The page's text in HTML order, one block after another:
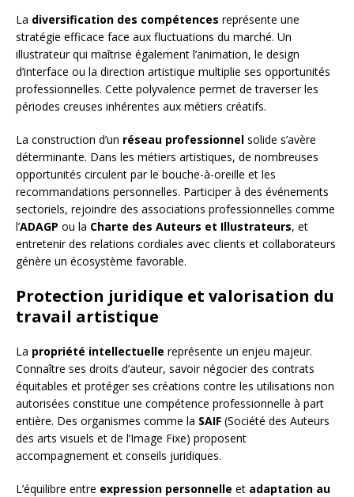
La diversification des compétences représente une
stratégie efficace face aux fluctuations du marché. Un
illustrateur qui maîtrise également l’animation, le design
d’interface ou la direction artistique multiplie ses opportunités
professionnelles. Cette polyvalence permet de traverser les
périodes creuses inhérentes aux métiers créatifs.
La construction d’un réseau professionnel solide s’avère
déterminante. Dans les métiers artistiques, de nombreuses
opportunités circulent par le bouche-à-oreille et les
recommandations personnelles. Participer à des événements
sectoriels, rejoindre des associations professionnelles comme
l’ADAGP ou la Charte des Auteurs et Illustrateurs, et
entretenir des relations cordiales avec clients et collaborateurs
génère un écosystème favorable.
Protection juridique et valorisation du
travail artistique
La propriété intellectuelle représente un enjeu majeur.
Connaître ses droits d’auteur, savoir négocier des contrats
équitables et protéger ses créations contre les utilisations non
autorisées constitue une compétence professionnelle à part
entière. Des organismes comme la SAIF (Société des Auteurs
des arts visuels et de l’Image Fixe) proposent
accompagnement et conseils juridiques.
L’équilibre entre expression personnelle et adaptation au